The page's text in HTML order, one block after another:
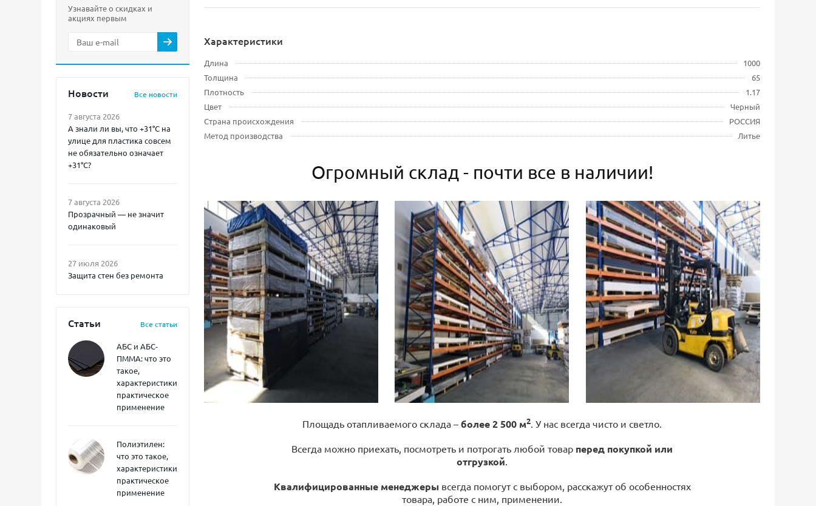
Узнавайте о скидках и
акциях первым
Новости Все новости
7 августа 2026
А знали ли вы, что +31°C на
улице для пластика совсем
не обязательно означает
+31°C?
7 августа 2026
Прозрачный — не значит
одинаковый
27 июля 2026
Защита стен без ремонта
Статьи Все статьи
АБС и АБС-
ПММА: что это
такое,
характеристики,
практическое
применение
Полиэтилен:
что это такое,
характеристики,
практическое
применение
Характеристики
Длина
1000
Толщина
65
Плотность
1.17
Цвет
Черный
Страна происхождения
РОССИЯ
Метод производства
Литье
Огромный склад - почти все в наличии!
Площадь отапливаемого склада – более 2 500 м2. У нас всегда чисто и светло.
Всегда можно приехать, посмотреть и потрогать любой товар перед покупкой или
отгрузкой.
Квалифицированные менеджеры всегда помогут с выбором, расскажут об особенностях
товара, работе с ним, применении.